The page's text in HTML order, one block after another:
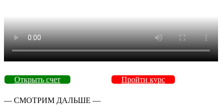
Открыть счет Пройти курс
— СМОТРИМ ДАЛЬШЕ —